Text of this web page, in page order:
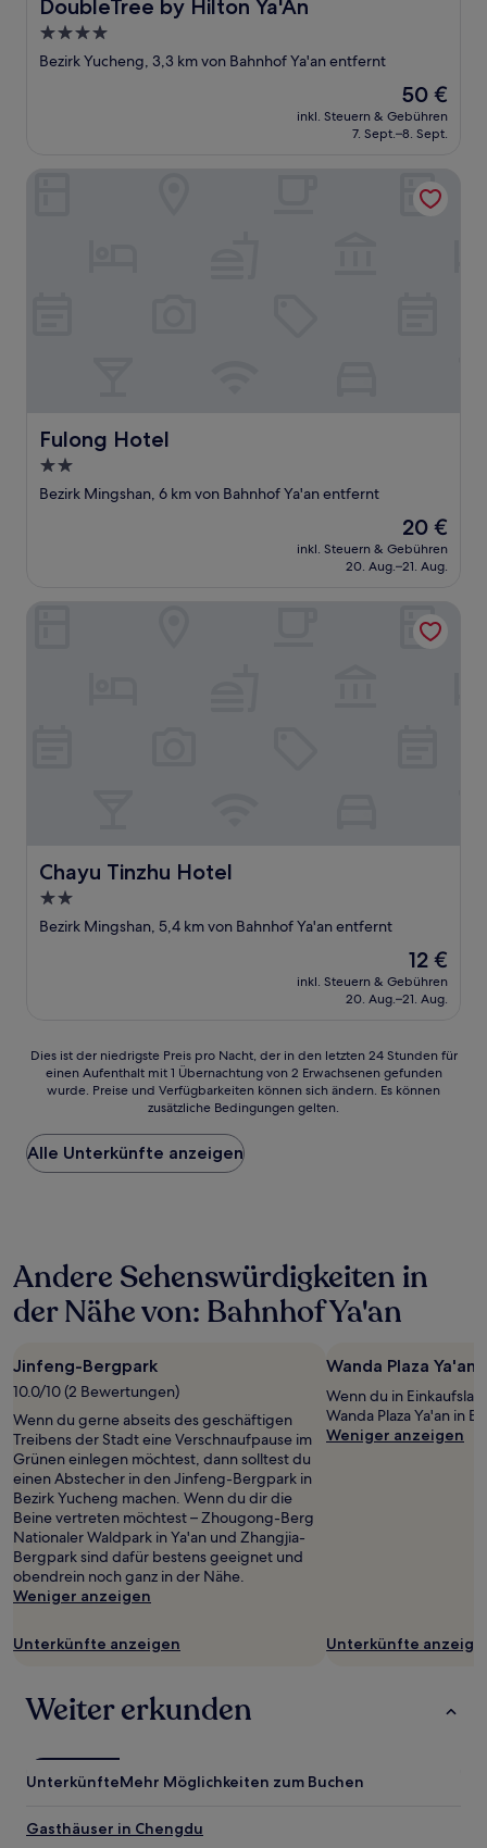
DoubleTree by Hilton Ya'An
4.0-
Sterne-
Bezirk Yucheng, 3,3 km von Bahnhof Ya'an entfernt
Der
Preis
beträgt
50 €
inkl. Steuern & Gebühren
7. Sept.–8. Sept.
Fulong Hotel
Fulong Hotel
2.0-
Sterne-
Bezirk Mingshan, 6 km von Bahnhof Ya'an entfernt
Der
Preis
beträgt
20 €
inkl. Steuern & Gebühren
20. Aug.–21. Aug.
Chayu Tinzhu Hotel
Chayu Tinzhu Hotel
2.0-
Sterne-
Bezirk Mingshan, 5,4 km von Bahnhof Ya'an entfernt
Der
Preis
beträgt
12 €
inkl. Steuern & Gebühren
20. Aug.–21. Aug.
Dies
der
Preis
pro
Nacht,
24 Stunden
für
einen
1 Übernachtung
von
gefunden
wurde.
Preise
und
Verfügbarkeiten
können
sich
ändern.
Es
können
Bedingungen
Dies ist der niedrigste Preis pro Nacht, der in den letzten 24 Stunden für
einen Aufenthalt mit 1 Übernachtung von 2 Erwachsenen gefunden
wurde. Preise und Verfügbarkeiten können sich ändern. Es können
zusätzliche Bedingungen gelten.
Alle Unterkünfte anzeigen
Andere Sehenswürdigkeiten in
der Nähe von: Bahnhof Ya'an
Jinfeng-Bergpark
10.0/10 (2 Bewertungen)
Wenn du gerne abseits des geschäftigen
Treibens der Stadt eine Verschnaufpause im
Grünen einlegen möchtest, dann solltest du
einen Abstecher in den Jinfeng-Bergpark in
Bezirk Yucheng machen. Wenn du dir die
Beine vertreten möchtest – Zhougong-Berg
Nationaler Waldpark in Ya'an und Zhangjia-
Bergpark sind dafür bestens geeignet und
obendrein noch ganz in der Nähe.
Weniger anzeigen
Unterkünfte anzeigen
Wanda Plaza Ya'an
Wenn du in
Wanda Plaza Ya'an in
Weniger anzeigen
Unterkünfte
Weiter erkunden
UnterkünfteMehr Möglichkeiten zum Buchen
Gasthäuser in Chengdu